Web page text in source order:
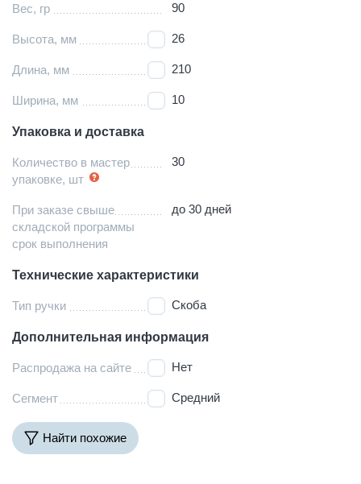
Вес, гр 90
Высота, мм 26
Длина, мм 210
Ширина, мм 10
Упаковка и доставка
Количество в мастер
упаковке, шт
30
При заказе свыше
складской программы
срок выполнения
до 30 дней
Технические характеристики
Тип ручки Скоба
Дополнительная информация
Распродажа на сайте Нет
Сегмент Средний
Найти похожие